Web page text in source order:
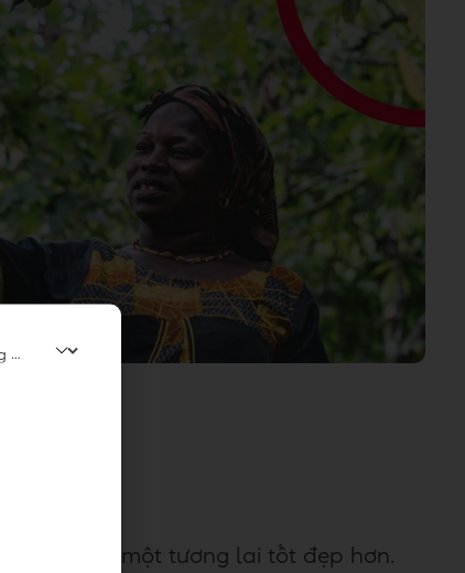
và tạo ra một tương lai tốt đẹp hơn.